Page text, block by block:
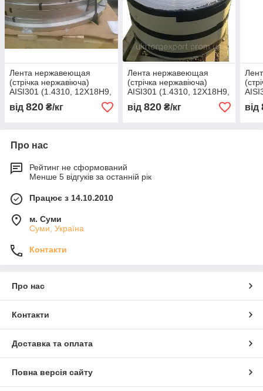
Лента нержавеющая
(стрічка нержавіюча)
AISI301 (1.4310, 12Х18Н9,
07Х16Н6) пружинная 400
х 0,05
від 820 ₴/кг
Лента нержавеющая
(стрічка нержавіюча)
AISI301 (1.4310, 12Х18Н9,
07Х16Н6) пружинная 400
х 0,06
від 820₴/кг
х
від
Про нас
Рейтинг не сформований
Менше 5 відгуків за останній рік
Працює з 14.10.2010
м. Суми
Суми, Україна
Контакти
Про нас
Контакти
Доставка та оплата
Повна версія сайту